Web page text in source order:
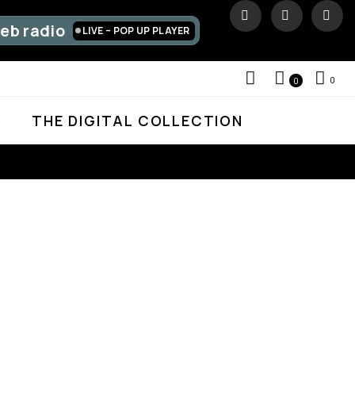
radio LIVE – POP UP PLAYER
0 0
THE DIGITAL COLLECTION